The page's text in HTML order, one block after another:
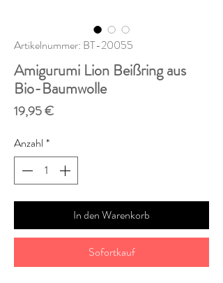
Artikelnummer: BT-20055
Amigurumi Lion Beißring aus
Bio-Baumwolle
19,95 €Preis
Anzahl *
In den Warenkorb
Sofortkauf